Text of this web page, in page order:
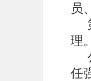
员
理。
任